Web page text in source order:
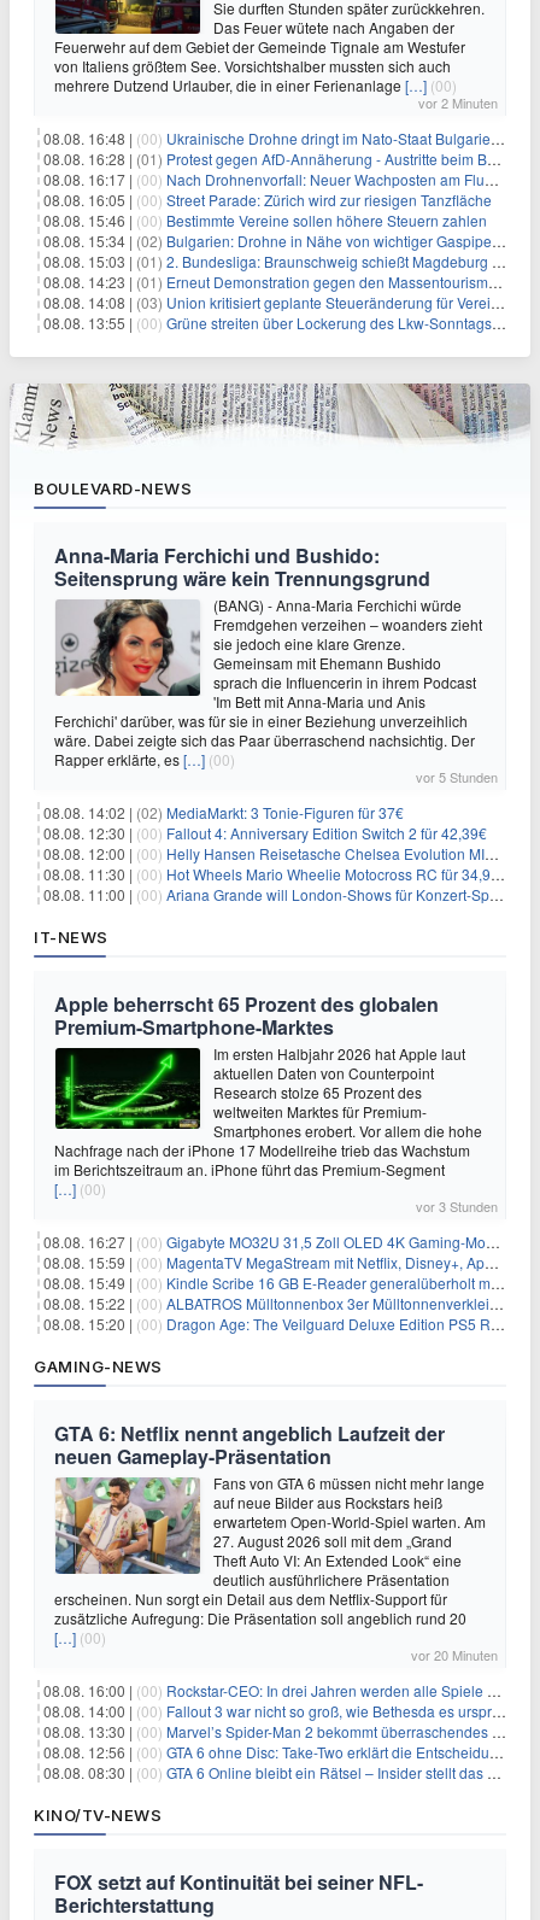
Sie durften Stunden später zurückkehren.
Das Feuer wütete nach Angaben der
Feuerwehr auf dem Gebiet der Gemeinde Tignale am Westufer
von Italiens größtem See. Vorsichtshalber mussten sich auch
mehrere Dutzend Urlauber, die in einer Ferienanlage […] (00)
vor 2 Minuten
08.08. 16:48 | (00) Ukrainische Drohne dringt im Nato-Staat Bulgarien ein
08.08. 16:28 | (01) Protest gegen AfD-Annäherung - Austritte beim BSW Sachsen-Anhalt
08.08. 16:17 | (00) Nach Drohnenvorfall: Neuer Wachposten am Flughafen
08.08. 16:05 | (00) Street Parade: Zürich wird zur riesigen Tanzfläche
08.08. 15:46 | (00) Bestimmte Vereine sollen höhere Steuern zahlen
08.08. 15:34 | (02) Bulgarien: Drohne in Nähe von wichtiger Gaspipeline explodiert
08.08. 15:03 | (01) 2. Bundesliga: Braunschweig schießt Magdeburg ab
08.08. 14:23 | (01) Erneut Demonstration gegen den Massentourismus auf Mallorca
08.08. 14:08 | (03) Union kritisiert geplante Steueränderung für Vereine
08.08. 13:55 | (00) Grüne streiten über Lockerung des Lkw-Sonntagsfahrverbots
BOULEVARD-NEWS
Anna-Maria Ferchichi und Bushido:
Seitensprung wäre kein Trennungsgrund
(BANG) - Anna-Maria Ferchichi würde
Fremdgehen verzeihen – woanders zieht
sie jedoch eine klare Grenze.
Gemeinsam mit Ehemann Bushido
sprach die Influencerin in ihrem Podcast
'Im Bett mit Anna-Maria und Anis
Ferchichi' darüber, was für sie in einer Beziehung unverzeihlich
wäre. Dabei zeigte sich das Paar überraschend nachsichtig. Der
Rapper erklärte, es[…] (00)
vor 5 Stunden
08.08. 14:02 | (02) MediaMarkt: 3 Tonie-Figuren für 37€
08.08. 12:30 | (00) Fallout 4: Anniversary Edition Switch 2 für 42,39€
08.08. 12:00 | (00) Helly Hansen Reisetasche Chelsea Evolution MID 54L für 29,99€
08.08. 11:30 | (00) Hot Wheels Mario Wheelie Motocross RC für 34,99€
08.08. 11:00 | (00) Ariana Grande will London-Shows für Konzert-Special filmen
IT-NEWS
Apple beherrscht 65 Prozent des globalen
Premium-Smartphone-Marktes
Im ersten Halbjahr 2026 hat Apple laut
aktuellen Daten von Counterpoint
Research stolze 65 Prozent des
weltweiten Marktes für Premium-
Smartphones erobert. Vor allem die hohe
Nachfrage nach der iPhone 17 Modellreihe trieb das Wachstum
im Berichtszeitraum an. iPhone führt das Premium-Segment
[…] (00)
vor 3 Stunden
08.08. 16:27 | (00) Gigabyte MO32U 31,5 Zoll OLED 4K Gaming-Monitor für 549€
08.08. 15:59 | (00) MagentaTV MegaStream mit Netflix, Disney+, Apple TV+ & RTL+ für 30€/Monat (effektiv 20,83€/Monat)
08.08. 15:49 | (00) Kindle Scribe 16 GB E-Reader generalüberholt mit Eingabestift für 197,99€
08.08. 15:22 | (00) ALBATROS Mülltonnenbox 3er Mülltonnenverkleidung aus Metall für 577,15€
08.08. 15:20 | (00) Dragon Age: The Veilguard Deluxe Edition PS5 Rollenspiel für 13,76€
GAMING-NEWS
GTA 6: Netflix nennt angeblich Laufzeit der
neuen Gameplay-Präsentation
Fans von GTA 6 müssen nicht mehr lange
auf neue Bilder aus Rockstars heiß
erwartetem Open-World-Spiel warten. Am
27. August 2026 soll mit dem „Grand
Theft Auto VI: An Extended Look“ eine
deutlich ausführlichere Präsentation
erscheinen. Nun sorgt ein Detail aus dem Netflix-Support für
zusätzliche Aufregung: Die Präsentation soll angeblich rund 20
[…] (00)
vor 20 Minuten
08.08. 16:00 | (00) Rockstar-CEO: In drei Jahren werden alle Spiele gestreamt
08.08. 14:00 | (00) Fallout 3 war nicht so groß, wie Bethesda es ursprünglich wollte
08.08. 13:30 | (00) Marvel’s Spider-Man 2 bekommt überraschendes PS5-Update mit gewünschter Komfortfunktion
08.08. 12:56 | (00) GTA 6 ohne Disc: Take-Two erklärt die Entscheidung für Download-Codes
08.08. 08:30 | (00) GTA 6 Online bleibt ein Rätsel – Insider stellt das neue Gerücht klar
KINO/TV-NEWS
FOX setzt auf Kontinuität bei seiner NFL-
Berichterstattung